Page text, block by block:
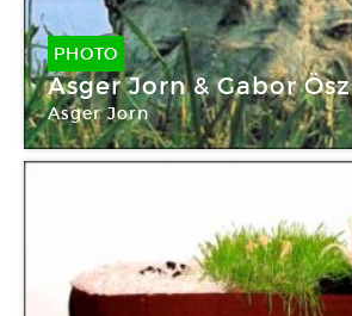
PHOTO
Asger Jorn & Gabor Ösz
Asger Jorn